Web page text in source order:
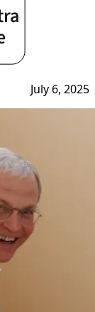
July 6, 2025